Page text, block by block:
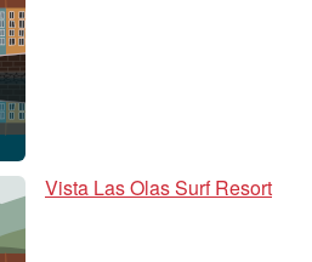
Vista Las Olas Surf Resort